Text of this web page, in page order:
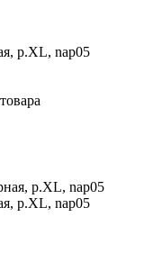
р.XL, nap05
р.XL, nap05